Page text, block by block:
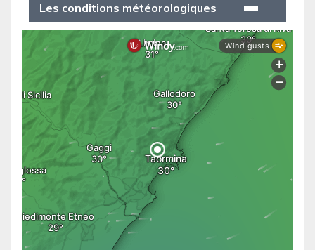
Les conditions météorologiques